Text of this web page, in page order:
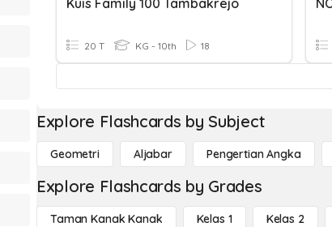
Kuis Family 100 Tambakrejo
20 T KG - 10th 18
Explore Flashcards by Subject
Geometri Aljabar Pengertian Angka
Explore Flashcards by Grades
Taman Kanak Kanak Kelas 1 Kelas 2